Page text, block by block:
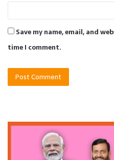
Save my name, email, and
time I comment.